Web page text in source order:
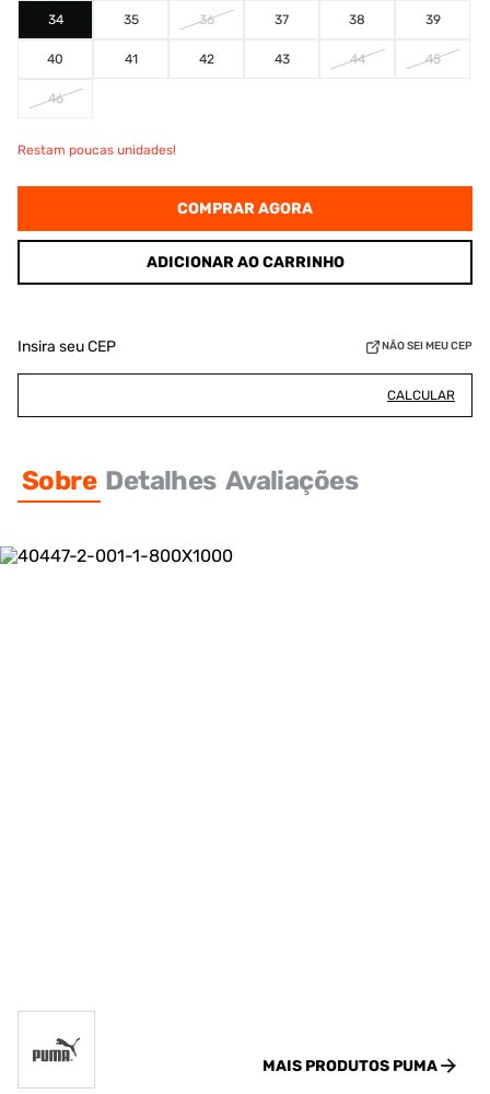
34 35 36 37 38 39
40 41 42 43 44 45
46
Restam poucas unidades!
COMPRAR AGORA
ADICIONAR AO CARRINHO
Insira seu CEP NÃO SEI MEU CEP
CALCULAR
Sobre Detalhes Avaliações
MAIS PRODUTOS PUMA